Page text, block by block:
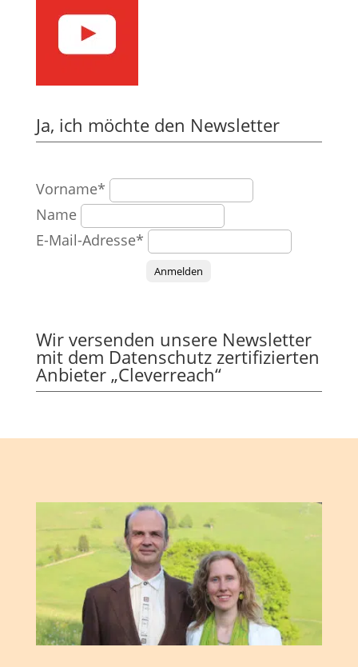
Ja, ich möchte den Newsletter
Vorname*
Name
E-Mail-Adresse*
Anmelden
Wir versenden unsere Newsletter
mit dem Datenschutz zertifizierten
Anbieter „Cleverreach“